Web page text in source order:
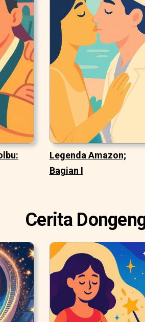
Legenda Amazon;
Bagian I
Cerita